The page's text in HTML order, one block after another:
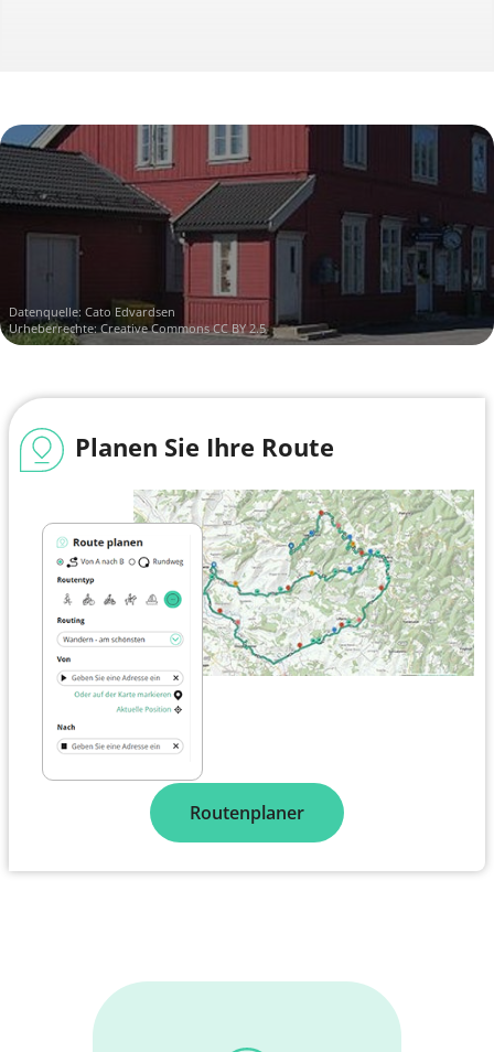
Datenquelle: Cato Edvardsen
Urheberrechte: Creative Commons CC BY 2.5
Planen Sie Ihre Route
Routenplaner